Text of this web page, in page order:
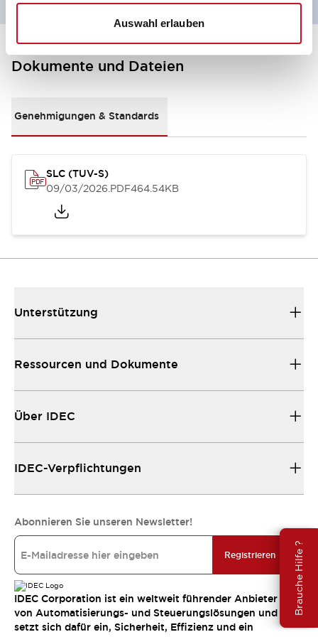
Auswahl erlauben
Brauche Hilfe ?
Dokumente und Dateien
Genehmigungen & Standards
SLC (TUV-S)
09/03/2026.PDF464.54KB
Unterstützung
Ressourcen und Dokumente
Über IDEC
IDEC-Verpflichtungen
Abonnieren Sie unseren Newsletter!
Registrieren
IDEC Corporation ist ein weltweit führender Anbieter
von Automatisierungs- und Steuerungslösungen und
setzt sich dafür ein, Sicherheit, Effizienz und ein